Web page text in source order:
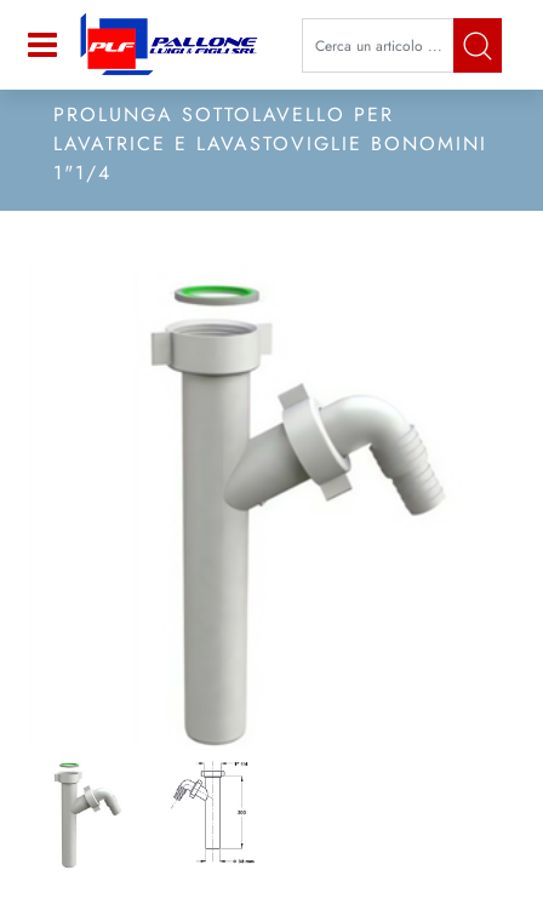
Open La modifica di un filtro
PROLUNGA SOTTOLAVELLO PER
LAVATRICE E LAVASTOVIGLIE BONOMINI
1"1/4